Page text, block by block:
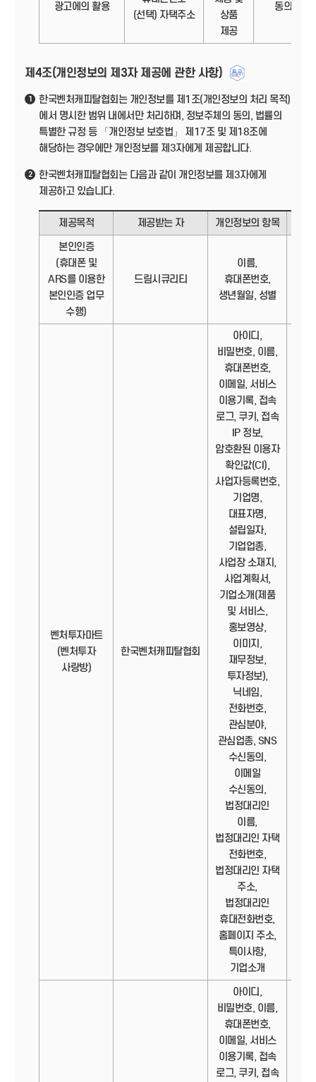
광고에의 활용
(선택) 자택주소
상품
제공
동의
제4조(개인정보의 제3자 제공에 관한 사항)
1
한국벤처캐피탈협회는 개인정보를 제1조(개인정보의 처리 목적)
에서 명시한 범위 내에서만 처리하며, 정보주체의 동의, 법률의
특별한 규정 등 「개인정보 보호법」 제17조 및 제18조에
해당하는 경우에만 개인정보를 제3자에게 제공합니다.
2
한국벤처캐피탈협회는 다음과 같이 개인정보를 제3자에게
제공하고 있습니다.
제공목적 제공받는 자 개인정보의 항목
본인인증
(휴대폰 및
ARS를 이용한
본인인증 업무
수행)
드림시큐리티
이름,
휴대폰번호,
생년월일, 성별
벤처투자마트
(벤처투자
사랑방)
한국벤처캐피탈협회
아이디,
비밀번호, 이름,
휴대폰번호,
이메일, 서비스
이용기록, 접속
로그, 쿠키, 접속
IP 정보,
암호환된 이용자
확인값(CI),
사업자등록번호,
기업명,
대표자명,
설립일자,
기업업종,
사업장 소재지,
사업계획서,
기업소개(제품
및 서비스,
홍보영상,
이미지,
재무정보,
투자정보),
닉네임,
전화번호,
관심분야,
관심업종, SNS
수신동의,
이메일
수신동의,
법정대리인
이름,
법정대리인 자택
전화번호,
법정대리인 자택
주소,
법정대리인
휴대전화번호,
홈페이지 주소,
특이사항,
기업소개
아이디,
비밀번호, 이름,
휴대폰번호,
이메일, 서비스
이용기록, 접속
로그, 쿠키, 접속